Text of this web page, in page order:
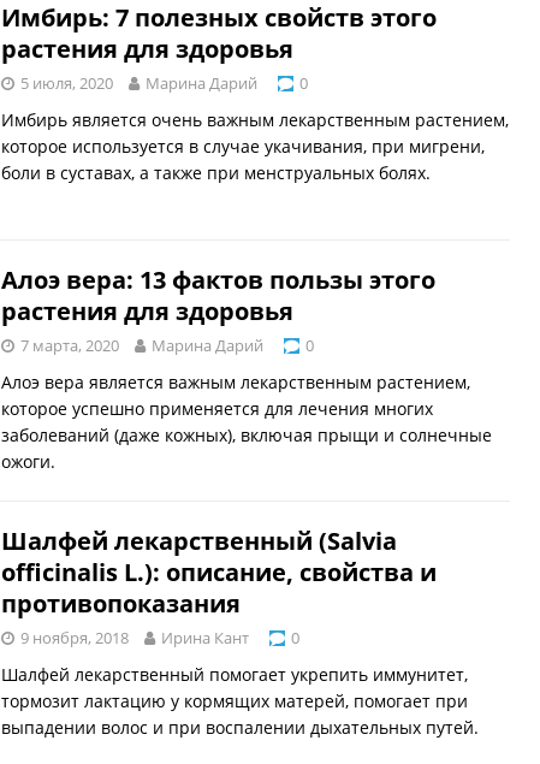
Имбирь: 7 полезных свойств этого
растения для здоровья
5 июля, 2020 Марина Дарий 0
Имбирь является очень важным лекарственным растением,
которое используется в случае укачивания, при мигрени,
боли в суставах, а также при менструальных болях.
Алоэ вера: 13 фактов пользы этого
растения для здоровья
7 марта, 2020 Марина Дарий 0
Алоэ вера является важным лекарственным растением,
которое успешно применяется для лечения многих
заболеваний (даже кожных), включая прыщи и солнечные
ожоги.
Шалфей лекарственный (Salvia
officinalis L.): описание, свойства и
противопоказания
9 ноября, 2018 Ирина Кант 0
Шалфей лекарственный помогает укрепить иммунитет,
тормозит лактацию у кормящих матерей, помогает при
выпадении волос и при воспалении дыхательных путей.